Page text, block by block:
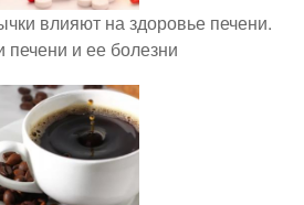
влияют на здоровье печени.
печени и ее болезни